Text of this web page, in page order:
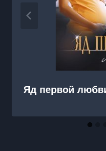
Яд первой